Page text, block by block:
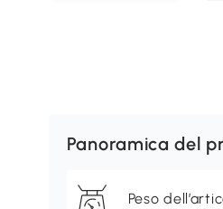
Panoramica del
Peso